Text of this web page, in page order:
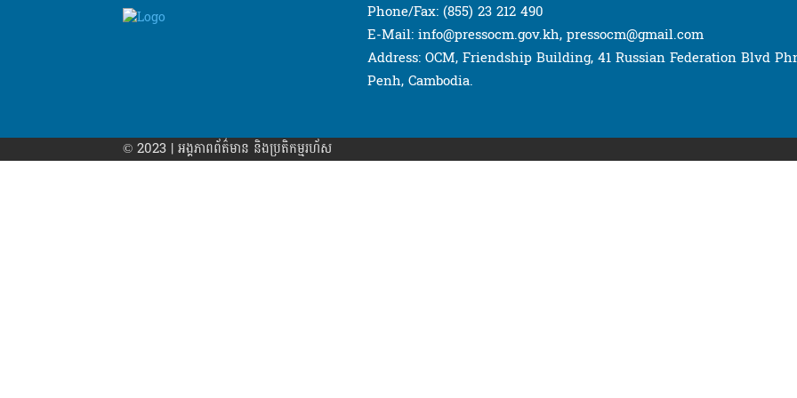
Phone/Fax: (855) 23 212 490
E-Mail: info@pressocm.gov.kh, pressocm@gmail.com
Address: OCM, Friendship Building, 41 Russian Federation Blvd
Penh, Cambodia.
© 2023 | អង្គភាព​ព័ត៌មាន​ និងប្រតិកម្មរហ័ស